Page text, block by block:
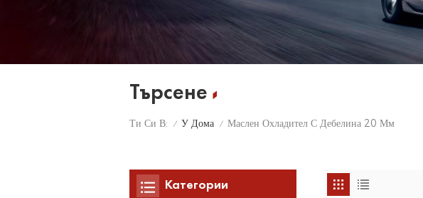
Търсене
Ти Си В: / У Дома / Маслен Охладител С Дебелина 20 Мм
Категории